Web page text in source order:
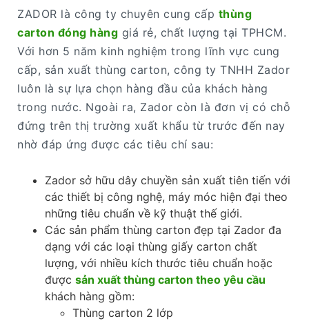
ZADOR là công ty chuyên cung cấp thùng
carton đóng hàng giá rẻ, chất lượng tại TPHCM.
Với hơn 5 năm kinh nghiệm trong lĩnh vực cung
cấp, sản xuất thùng carton, công ty TNHH Zador
luôn là sự lựa chọn hàng đầu của khách hàng
trong nước. Ngoài ra, Zador còn là đơn vị có chỗ
đứng trên thị trường xuất khẩu từ trước đến nay
nhờ đáp ứng được các tiêu chí sau:
Zador sở hữu dây chuyền sản xuất tiên tiến với
các thiết bị công nghệ, máy móc hiện đại theo
những tiêu chuẩn về kỹ thuật thế giới.
Các sản phẩm thùng carton đẹp tại Zador đa
dạng với các loại thùng giấy carton chất
lượng, với nhiều kích thước tiêu chuẩn hoặc
được sản xuất thùng carton theo yêu cầu
khách hàng gồm:
Thùng carton 2 lớp